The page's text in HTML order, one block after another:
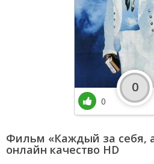
Фильм «Каждый за себя,
онлайн качество HD
0
0